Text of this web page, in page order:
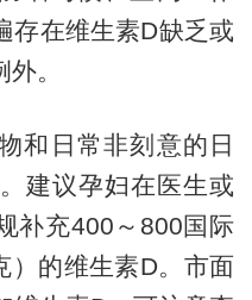
存在维生素D缺乏或
。
和日常非刻意的日
建议孕妇在医生或
补充400～800国际
的维生素D。市面